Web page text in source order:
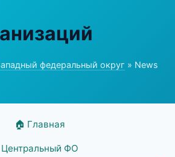
федеральный округ » News
🏠 Главная
Центральный ФО